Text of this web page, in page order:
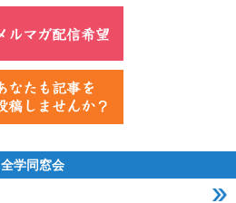
全学同窓会